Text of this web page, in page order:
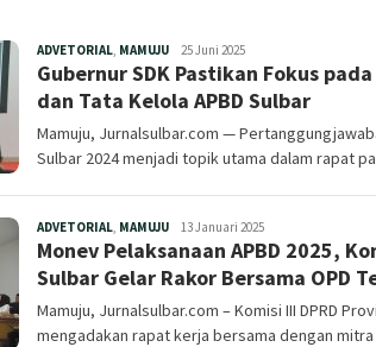
ADVETORIAL, MAMUJURedaksi
25 Juni 2025
Gubernur SDK Pastikan Fokus
dan Tata Kelola APBD Sulbar
Mamuju, Jurnalsulbar.com —
Sulbar 2024 menjadi topik utama dalam rapat
ADVETORIAL, MAMUJURedaksi
13 Januari 2025
Monev Pelaksanaan APBD 2025,
Sulbar Gelar Rakor Bersama OPD
Mamuju, Jurnalsulbar.com – Komisi III DPRD
mengadakan rapat kerja bersama dengan